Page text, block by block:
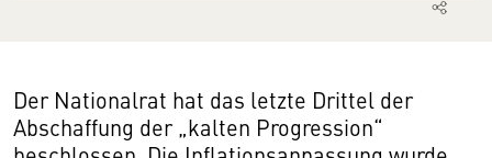
Der Nationalrat hat das letzte Drittel der
Abschaffung der „kalten Progression“